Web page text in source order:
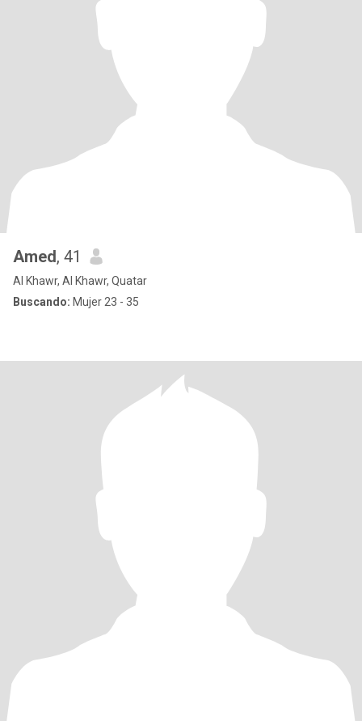
Amed, 41
Al Khawr, Al Khawr, Quatar
Buscando: Mujer 23 - 35